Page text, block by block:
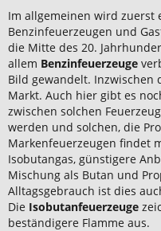
Im allgemeinen wird zuerst
Benzinfeuerzeugen und
die Mitte des 20.
allem Benzinfeuerzeuge
Bild gewandelt. Inzwischen
Markt. Auch hier gibt es
zwischen solchen
werden und solchen, die
Markenfeuerzeugen findet
Isobutangas, günstigere
Mischung als Butan und
Alltagsgebrauch ist dies
Die Isobutanfeuerzeuge
beständigere Flamme aus.